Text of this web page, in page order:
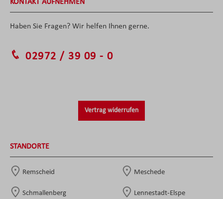
KONTAKT AUFNEHMEN
Haben Sie Fragen? Wir helfen Ihnen gerne.
02972 / 39 09 - 0
Vertrag widerrufen
STANDORTE
Remscheid Meschede
Schmallenberg Lennestadt-Elspe